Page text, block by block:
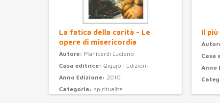
La fatica della carità - Le
opere di misericordia
Autore: Manicardi Luciano
Casa editrice: Qiqajon Edizioni
Anno Edizione: 2010
Categoria: spiritualità
Il
Casa
Anno